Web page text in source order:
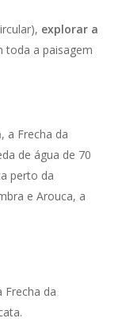
explorar a
toda a paisagem
, a Frecha da
de água de 70
perto da
e Arouca, a
Frecha da